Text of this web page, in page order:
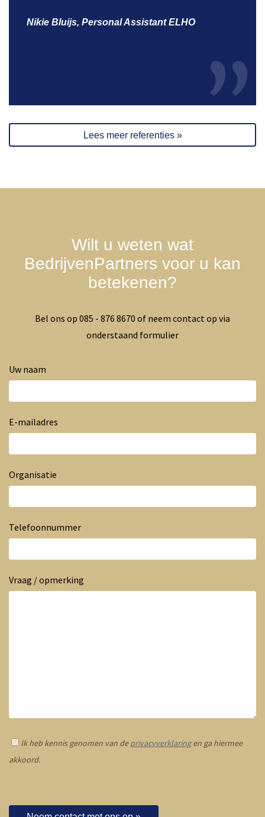
Nikie Bluijs, Personal Assistant ELHO
Lees meer referenties »
Wilt u weten wat
BedrijvenPartners voor u kan
betekenen?
Bel ons op 085 - 876 8670 of neem contact op via
onderstaand formulier
Uw naam
E-mailadres
Organisatie
Telefoonnummer
Vraag / opmerking
Ik heb kennis genomen van deprivacyverklaringen ga hiermee
akkoord.